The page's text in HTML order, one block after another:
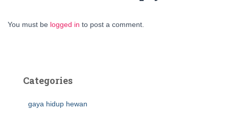
You must be logged in to post a comment.
Categories
gaya hidup hewan